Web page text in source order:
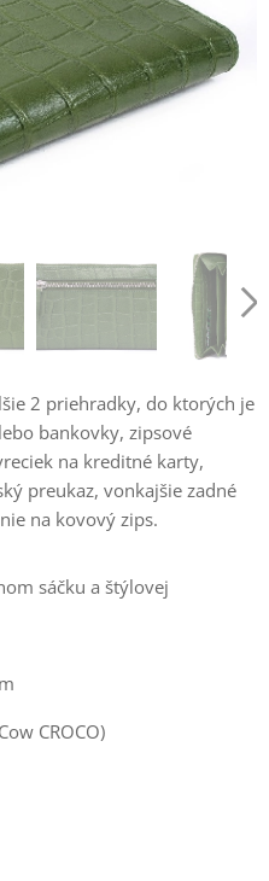
2 priehradky, do ktorých je
bankovky, zipsové
na kreditné karty,
preukaz, vonkajšie zadné
na kovový zips.
sáčku a štýlovej
CROCO)